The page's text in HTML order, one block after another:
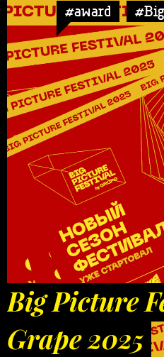
#award
Big Picture
Grape 2025